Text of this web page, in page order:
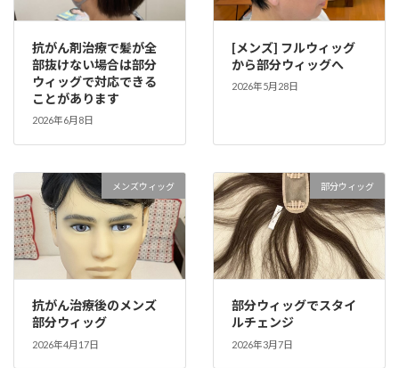
抗がん剤治療で髪が全
部抜けない場合は部分
ウィッグで対応できる
ことがあります
2026年6月8日
[メンズ] フルウィッグ
から部分ウィッグへ
2026年5月28日
メンズウィッグ
抗がん治療後のメンズ
部分ウィッグ
2026年4月17日
部分ウィッグ
部分ウィッグでスタイ
ルチェンジ
2026年3月7日